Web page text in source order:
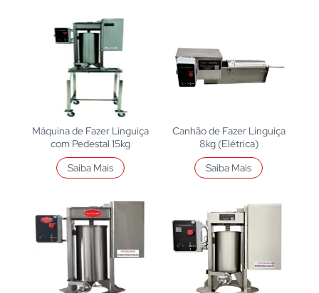
Máquina de Fazer Linguiça
com Pedestal 15kg
Saiba Mais
Canhão de Fazer Linguiça
8kg (Elétrica)
Saiba Mais